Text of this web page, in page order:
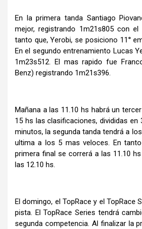
En la primera tanda Santiago
mejor, registrando 1m21s805 con el
tanto que, Yerobi, se posiciono 11°
En el segundo entrenamiento Lucas
1m23s512. El mas rapido fue
Benz) registrando 1m21s396.
Mañana a las 11.10 hs habrá un
15 hs las clasificaciones, divididas en
minutos, la segunda tanda tendrá a
ultima a los 5 mas veloces. En
primera final se correrá a las 11.10
las 12.10 hs.
El domingo, el TopRace y el TopRace
pista. El TopRace Series tendrá
segunda competencia. Al finalizar la